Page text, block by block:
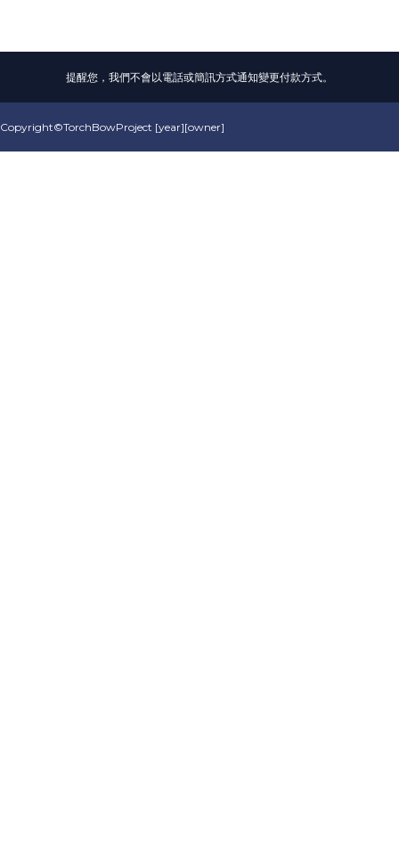
提醒您，我們不會以電話或簡訊方式通知變更付款方式。
Copyright©TorchBowProject [year][owner]